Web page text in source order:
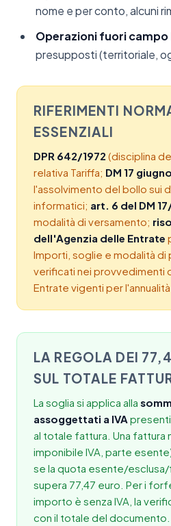
nome e per conto, alcuni
Operazioni fuori campo
presupposti (territoriale,
RIFERIMENTI
ESSENZIALI
DPR 642/1972 (disciplina
relativa Tariffa; DM 17
l'assolvimento del bollo sui
informatici; art. 6 del DM
modalità di versamento;
dell'Agenzia delle Entrate
Importi, soglie e modalità di
verificati nei provvedimenti
Entrate vigenti per
LA REGOLA DEI
SUL TOTALE
La soglia si applica alla
assoggettati a IVA
al totale fattura. Una fattura
imponibile IVA, parte
se la quota esente/esclusa/
supera 77,47 euro. Per i
importo è senza IVA, la
con il totale del documento.